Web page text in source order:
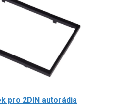
pro 2DIN autorádia